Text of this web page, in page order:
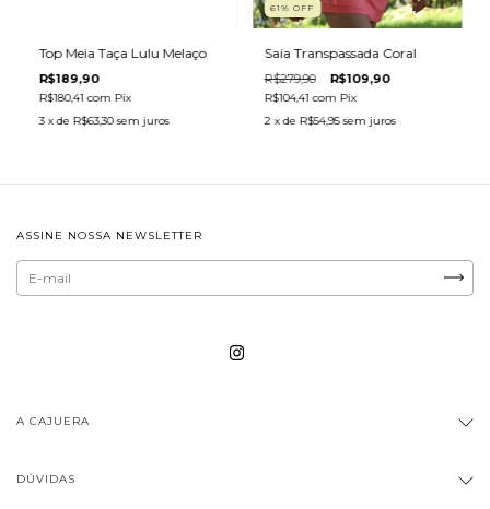
Top Meia Taça Lulu Melaço
R$189,90
R$180,41com Pix
3 x de R$63,30 sem juros
61%OFF
Saia Transpassada Coral
R$279,90 R$109,90
R$104,41com Pix
2 x de R$54,95 sem juros
ASSINE NOSSA NEWSLETTER
A CAJUERA
DÚVIDAS